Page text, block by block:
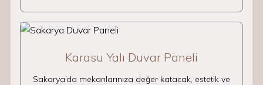
Karasu Yalı Duvar Paneli
Sakarya’da mekanlarınıza değer katacak, estetik ve